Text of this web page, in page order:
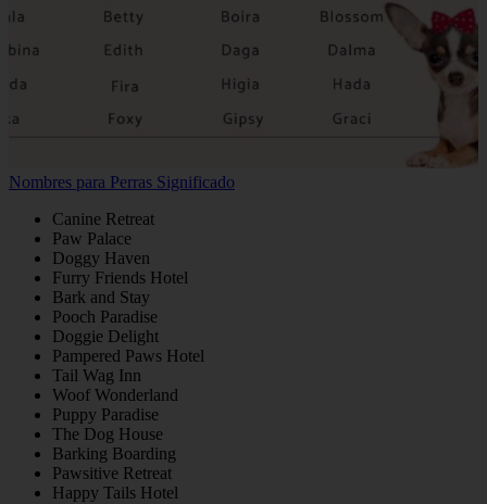
Nombres para Perras Significado
Canine Retreat
Paw Palace
Doggy Haven
Furry Friends Hotel
Bark and Stay
Pooch Paradise
Doggie Delight
Pampered Paws Hotel
Tail Wag Inn
Woof Wonderland
Puppy Paradise
The Dog House
Barking Boarding
Pawsitive Retreat
Happy Tails Hotel